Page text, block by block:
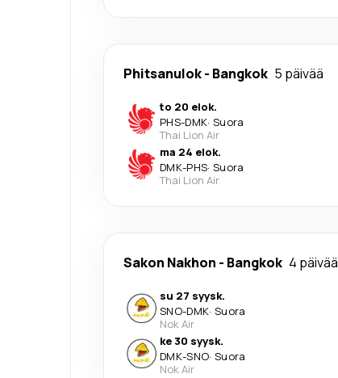
Phitsanulok- Bangkok 5 päivää
to 20 elok.
PHS-DMK· Suora
Thai Lion Air
ma 24 elok.
DMK-PHS· Suora
Thai Lion Air
Sakon Nakhon - Bangkok 4 päivää
su 27 syysk.
SNO-DMK· Suora
Nok Air
ke 30 syysk.
DMK-SNO· Suora
Nok Air